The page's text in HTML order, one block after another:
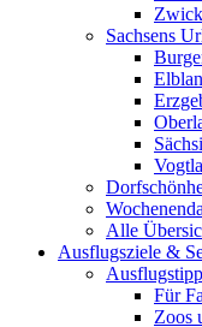
Sachsens
Alle
Ausflugsziele &
Für
Zoos